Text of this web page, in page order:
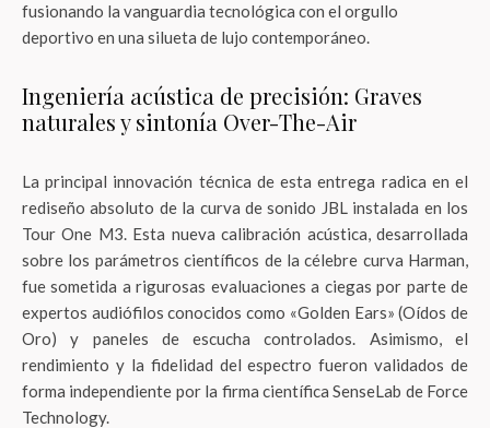
fusionando la vanguardia tecnológica con el orgullo
deportivo en una silueta de lujo contemporáneo.
Ingeniería acústica de precisión: Graves
naturales y sintonía Over-The-Air
La principal innovación técnica de esta entrega radica en el
rediseño absoluto de la curva de sonido JBL instalada en los
Tour One M3. Esta nueva calibración acústica, desarrollada
sobre los parámetros científicos de la célebre curva Harman,
fue sometida a rigurosas evaluaciones a ciegas por parte de
expertos audiófilos conocidos como «Golden Ears» (Oídos de
Oro) y paneles de escucha controlados. Asimismo, el
rendimiento y la fidelidad del espectro fueron validados de
forma independiente por la firma científica SenseLab de Force
Technology.